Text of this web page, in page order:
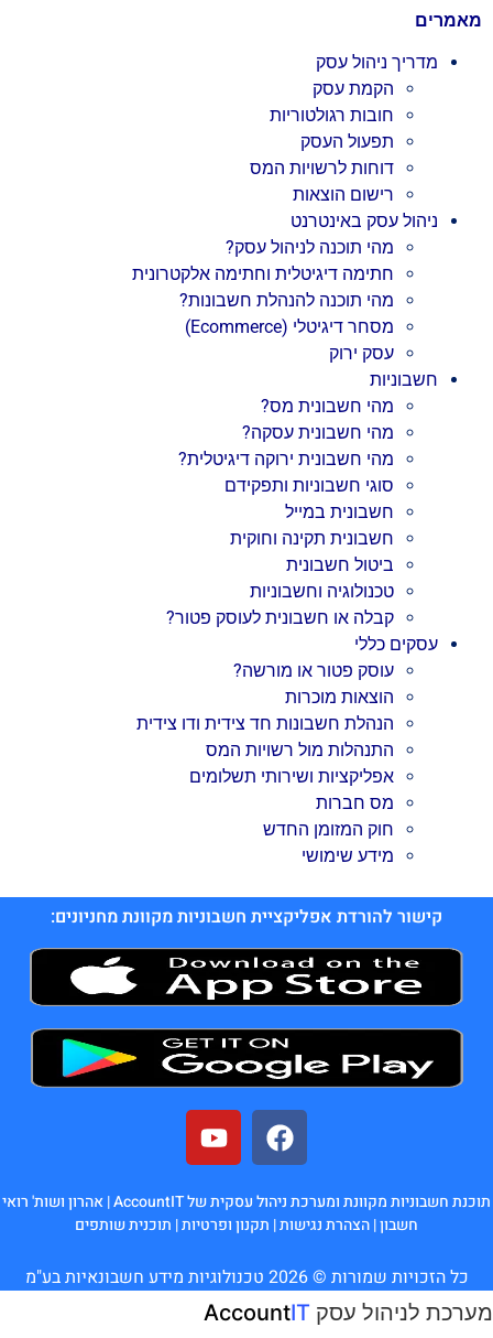
מאמרים
מדריך ניהול עסק
הקמת עסק
חובות רגולטוריות
תפעול העסק
דוחות לרשויות המס
רישום הוצאות
ניהול עסק באינטרנט
מהי תוכנה לניהול עסק?
חתימה דיגיטלית וחתימה אלקטרונית
מהי תוכנה להנהלת חשבונות?
מסחר דיגיטלי (Ecommerce)
עסק ירוק
חשבוניות
מהי חשבונית מס?
מהי חשבונית עסקה?
מהי חשבונית ירוקה דיגיטלית?
סוגי חשבוניות ותפקידם
חשבונית במייל
חשבונית תקינה וחוקית
ביטול חשבונית
טכנולוגיה וחשבוניות
קבלה או חשבונית לעוסק פטור?
עסקים כללי
עוסק פטור או מורשה?
הוצאות מוכרות
הנהלת חשבונות חד צידית ודו צידית
התנהלות מול רשויות המס
אפליקציות ושירותי תשלומים
מס חברות
חוק המזומן החדש
מידע שימושי
קישור להורדת אפליקציית חשבוניות מקוונת מחניונים:
תוכנת חשבוניות מקוונת ומערכת ניהול עסקית של AccountIT |
אהרון ושות' רואי
חשבון|הצהרת נגישות| תקנון ופרטיות| תוכנית שותפים
כל הזכויות שמורות © 2026 טכנולוגיות מידע חשבונאיות בע"מ
מערכת לניהול עסק
AccountIT